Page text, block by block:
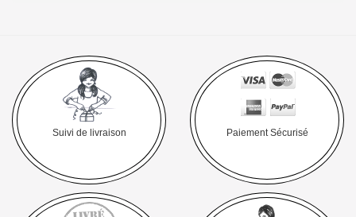
Suivi de livraison Paiement Sécurisé